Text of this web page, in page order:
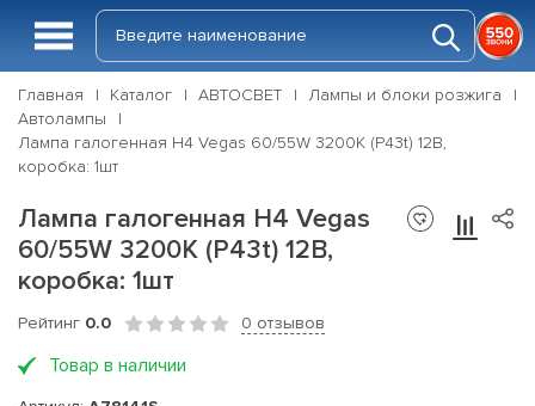
Главная Каталог АВТОСВЕТ
Лампы и блоки розжига
Автолампы
Лампа галогенная H4 Vegas 60/55W 3200K (P43t) 12В,
коробка: 1шт
Лампа галогенная H4 Vegas
60/55W 3200K (P43t) 12В,
коробка: 1шт
Рейтинг 0.0 0 отзывов
Товар в наличии